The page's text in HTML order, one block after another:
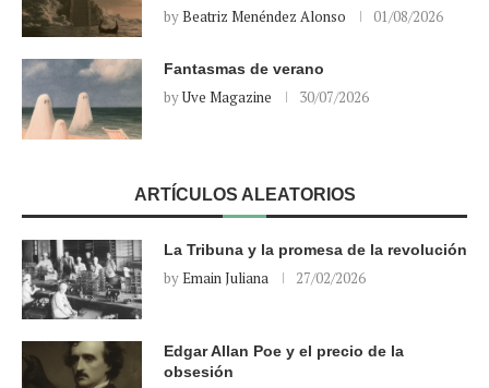
byBeatriz Menéndez Alonso 01/08/2026
Fantasmas de verano
byUve Magazine 30/07/2026
ARTÍCULOS ALEATORIOS
La Tribuna y la promesa de la revolución
byEmain Juliana 27/02/2026
Edgar Allan Poe y el precio de la
obsesión